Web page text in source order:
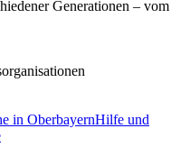
in OberbayernHilfe und